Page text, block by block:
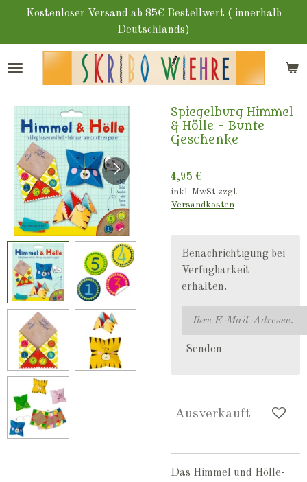
Zum
springen
Kostenloser Versand ab 85€ Bestellwert ( innerhalb
Deutschlands)
Spiegelburg Himmel
& Hölle - Bunte
Geschenke
4,95 €
inkl. MwSt zzgl.
Versandkosten
Benachrichtigung bei
Verfügbarkeit
erhalten.
Senden
Ausverkauft
Das Himmel und Hölle-